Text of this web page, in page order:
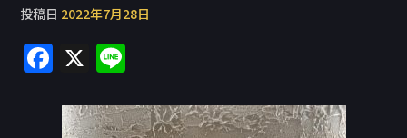
投稿日 2022年7月28日
F
c
X
e